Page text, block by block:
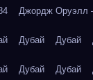
Джордж Оруэлл
Дубай Дубай
Дубай Дубай